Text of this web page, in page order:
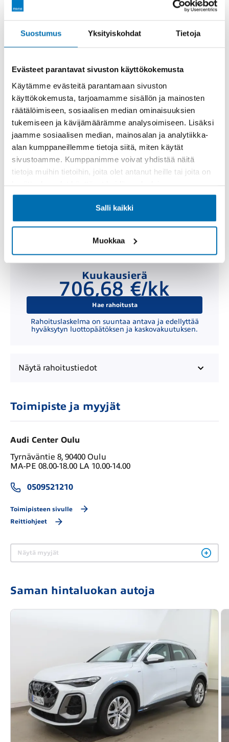
Suostumus Yksityiskohdat Tietoja
Evästeet parantavat sivuston käyttökokemusta
Käytämme evästeitä parantamaan sivuston
käyttökokemusta, tarjoamamme sisällön ja mainosten
räätälöimiseen, sosiaalisen median ominaisuuksien
tukemiseen ja kävijämäärämme analysoimiseen. Lisäksi
jaamme sosiaalisen median, mainosalan ja analytiikka-
alan kumppaneillemme tietoja siitä, miten käytät
sivustoamme. Kumppanimme voivat yhdistää näitä
tietoja muihin tietoihin, joita olet antanut heille tai joita on
Salli kaikki
Muokkaa
Rahoitusaika (kk)
Käsiraha tai vaihtoauto (€)
Kuukausierä
706,68 €/kk
Hae rahoitusta
Rahoituslaskelma on suuntaa antava ja edellyttää
hyväksytyn luottopäätöksen ja kaskovakuutuksen.
Näytä rahoitustiedot
Toimipiste ja myyjät
Audi Center Oulu
Tyrnäväntie 8, 90400 Oulu
MA-PE 08.00-18.00 LA 10.00-14.00
0509521210
Toimipisteen sivulle
Reittiohjeet
Näytä myyjät
Saman hintaluokan autoja